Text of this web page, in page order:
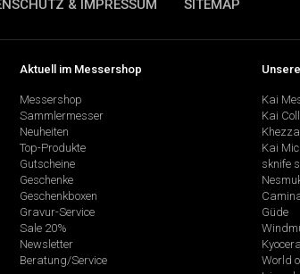
& IMPRESSUM SITEMAP
Aktuell im Messershop
Messershop
Sammlermesser
Neuheiten
Top-Produkte
Gutscheine
Geschenke
Geschenkboxen
Gravur-Service
Sale 20%
Newsletter
Beratung/Service
Kai
Kai
Kai
sknife
Güde
World